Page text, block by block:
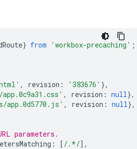
} from 'workbox-precaching' ;
, revision : '383676' },
, revision : null},
, revision : null},
parameters.
: [ /.*/],